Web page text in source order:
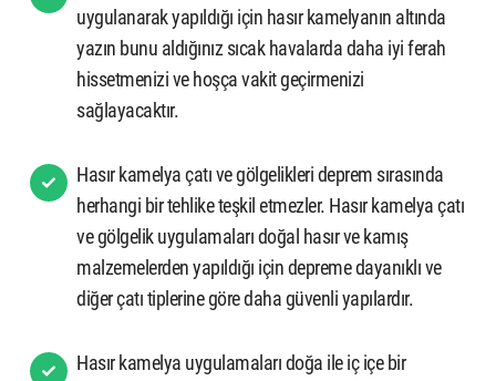
uygulanarak yapıldığı için hasır kamelyanın altında
yazın bunu aldığınız sıcak havalarda daha iyi ferah
hissetmenizi ve hoşça vakit geçirmenizi
sağlayacaktır.
Hasır kamelya çatı ve gölgelikleri deprem sırasında
herhangi bir tehlike teşkil etmezler. Hasır kamelya çatı
ve gölgelik uygulamaları doğal hasır ve kamış
malzemelerden yapıldığı için depreme dayanıklı ve
diğer çatı tiplerine göre daha güvenli yapılardır.
Hasır kamelya uygulamaları doğa ile iç içe bir